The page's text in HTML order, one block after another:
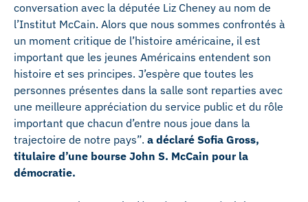
conversation avec la députée Liz Cheney au nom de
l’Institut McCain. Alors que nous sommes confrontés à
un moment critique de l’histoire américaine, il est
important que les jeunes Américains entendent son
histoire et ses principes. J’espère que toutes les
personnes présentes dans la salle sont reparties avec
une meilleure appréciation du service public et du rôle
important que chacun d’entre nous joue dans la
trajectoire de notre pays”. a déclaré Sofia Gross,
titulaire d’une bourse John S. McCain pour la
démocratie.